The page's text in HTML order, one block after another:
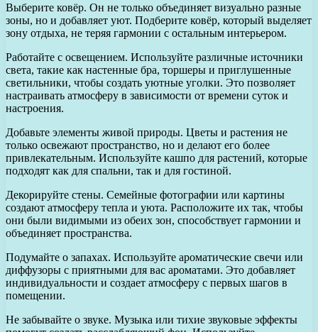
Выберите ковёр. Он не только объединяет визуально разные
зоны, но и добавляет уют. Подберите ковёр, который выделяет
зону отдыха, не теряя гармонии с остальным интерьером.
Работайте с освещением. Используйте различные источники
света, такие как настенные бра, торшеры и приглушенные
светильники, чтобы создать уютные уголки. Это позволяет
настраивать атмосферу в зависимости от времени суток и
настроения.
Добавьте элементы живой природы. Цветы и растения не
только освежают пространство, но и делают его более
привлекательным. Используйте кашпо для растений, которые
подходят как для спальни, так и для гостиной.
Декорируйте стены. Семейные фотографии или картины
создают атмосферу тепла и уюта. Расположите их так, чтобы
они были видимыми из обеих зон, способствует гармонии и
объединяет пространства.
Подумайте о запахах. Используйте ароматические свечи или
диффузоры с приятными для вас ароматами. Это добавляет
индивидуальности и создает атмосферу с первых шагов в
помещении.
Не забывайте о звуке. Музыка или тихие звуковые эффекты